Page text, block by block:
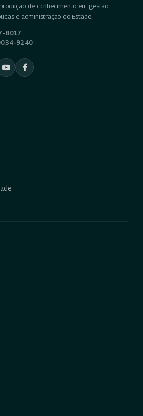
de conhecimento em gestão
e administração do Estado.
8017
0034-9240